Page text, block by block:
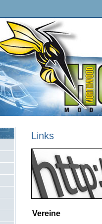
Links
Vereine